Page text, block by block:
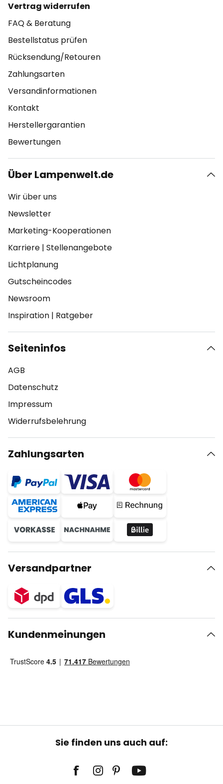
Vertrag widerrufen
FAQ & Beratung
Bestellstatus prüfen
Rücksendung/Retouren
Zahlungsarten
Versandinformationen
Kontakt
Herstellergarantien
Bewertungen
Über Lampenwelt.de
Wir über uns
Newsletter
Marketing-Kooperationen
Karriere | Stellenangebote
Lichtplanung
Gutscheincodes
Newsroom
Inspiration | Ratgeber
Seiteninfos
AGB
Datenschutz
Impressum
Widerrufsbelehrung
Zahlungsarten
Versandpartner
Kundenmeinungen
Sie finden uns auch auf: